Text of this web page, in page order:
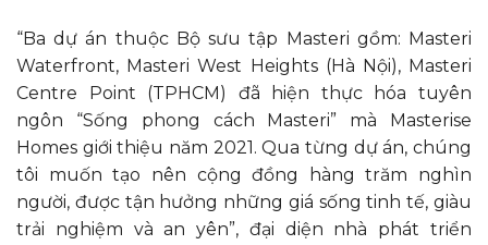
“Ba dự án thuộc Bộ sưu tập Masteri gồm: Masteri
Waterfront, Masteri West Heights (Hà Nội), Masteri
Centre Point (TPHCM) đã hiện thực hóa tuyên
ngôn “Sống phong cách Masteri” mà Masterise
Homes giới thiệu năm 2021. Qua từng dự án, chúng
tôi muốn tạo nên cộng đồng hàng trăm nghìn
người, được tận hưởng những giá sống tinh tế, giàu
trải nghiệm và an yên”, đại diện nhà phát triển